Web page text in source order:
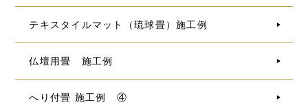
テキスタイルマット（琉球畳）施工例
仏壇用畳 施工例
へり付畳 施工例 ④